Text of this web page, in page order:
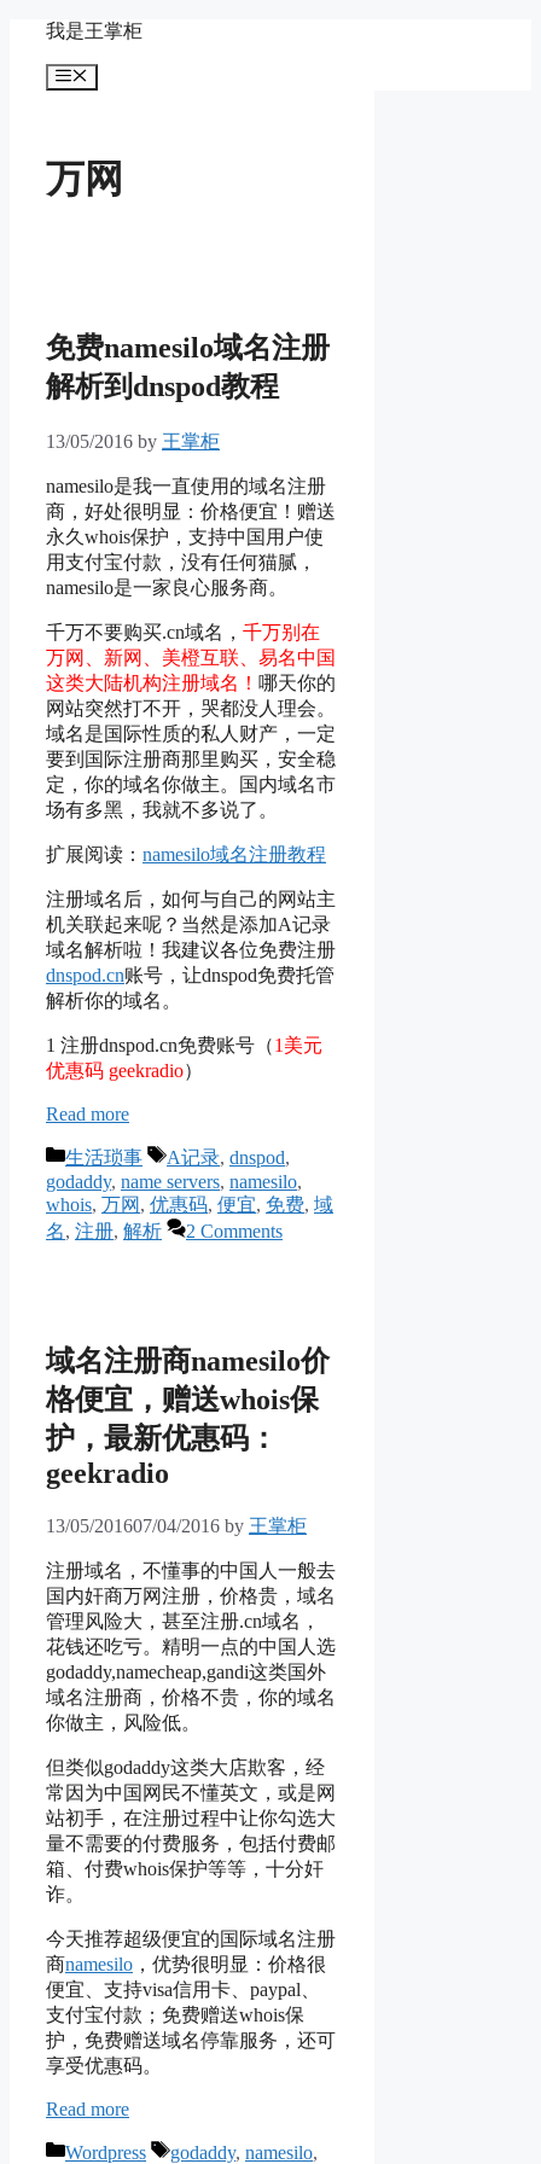
content
我是王掌柜
Menu
万网
免费namesilo域名注册
解析到dnspod教程
13/05/2016 by 王掌柜
namesilo是我一直使用的域名注册
商，好处很明显：价格便宜！赠送
永久whois保护，支持中国用户使
用支付宝付款，没有任何猫腻，
namesilo是一家良心服务商。
千万不要购买.cn域名， 千万别在
万网、新网、美橙互联、易名中国
这类大陆机构注册域名！ 哪天你的
网站突然打不开，哭都没人理会。
域名是国际性质的私人财产，一定
要到国际注册商那里购买，安全稳
定，你的域名你做主。国内域名市
场有多黑，我就不多说了。
扩展阅读： namesilo域名注册教程
注册域名后，如何与自己的网站主
机关联起来呢？当然是添加A记录
域名解析啦！我建议各位免费注册
dnspod.cn账号，让dnspod免费托管
解析你的域名。
1 注册dnspod.cn免费账号（1美元
优惠码 geekradio）
Read more
Categories
生活琐事 Tags
A记录, dnspod,
godaddy, name servers, namesilo,
whois, 万网 , 优惠码, 便宜, 免费, 域
名, 注册, 解析 2 Comments
域名注册商namesilo价
格便宜，赠送whois保
护，最新优惠码：
geekradio
13/05/201607/04/2016 by 王掌柜
注册域名，不懂事的中国人一般去
国内奸商万网注册，价格贵，域名
管理风险大，甚至注册.cn域名，
花钱还吃亏。精明一点的中国人选
godaddy,namecheap,gandi这类国外
域名注册商，价格不贵，你的域名
你做主，风险低。
但类似godaddy这类大店欺客，经
常因为中国网民不懂英文，或是网
站初手，在注册过程中让你勾选大
量不需要的付费服务，包括付费邮
箱、付费whois保护等等，十分奸
诈。
今天推荐超级便宜的国际域名注册
商namesilo ，优势很明显：价格很
便宜、支持visa信用卡、paypal、
支付宝付款；免费赠送whois保
护，免费赠送域名停靠服务，还可
享受优惠码。
Read more
Categories
Wordpress Tags
godaddy, namesilo,